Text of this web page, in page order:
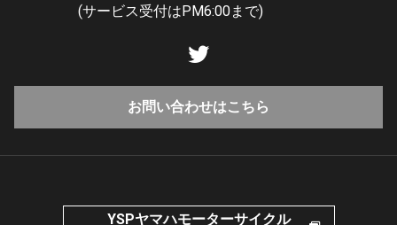
(サービス受付はPM6:00まで)
お問い合わせはこちら
YSPヤマハモーターサイクル